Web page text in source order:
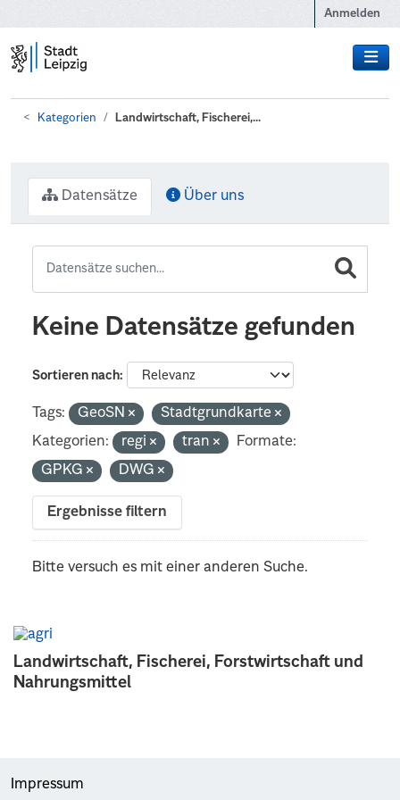
Anmelden
Kategorien Landwirtschaft, Fischerei,...
Landwirtschaft, Fischerei, Forstwirtschaft und
Nahrungsmittel
Datensätze Über uns
Keine Datensätze gefunden
Sortieren nach
Tags: GeoSN
Stadtgrundkarte
Kategorien:
regi tran
Formate:
GPKG
DWG
Ergebnisse filtern
Bitte versuch es mit einer anderen Suche.
Impressum